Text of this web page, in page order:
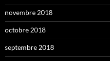
novembre 2018
octobre 2018
septembre 2018